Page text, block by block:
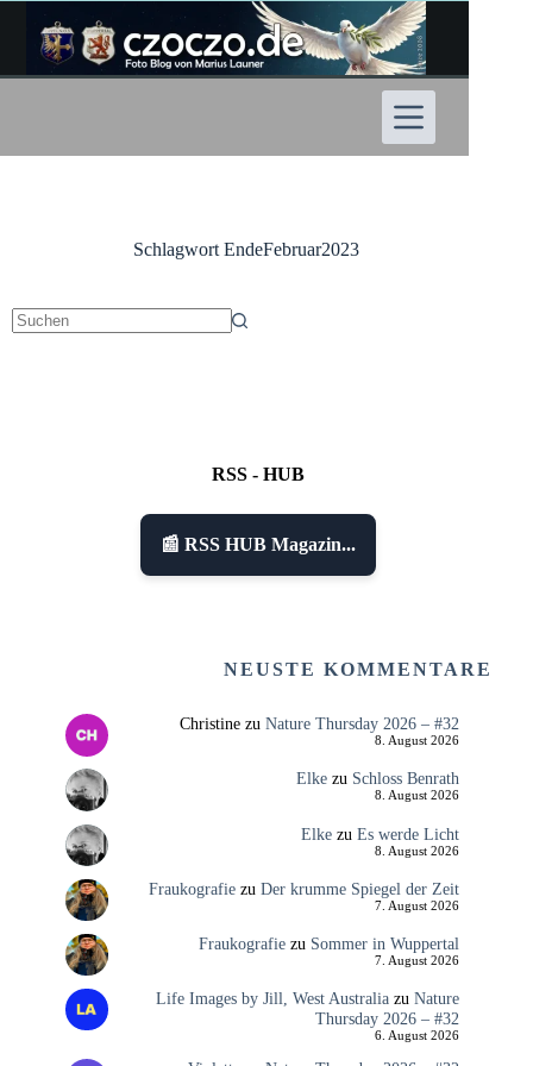
Inhalt
springen
Schlagwort EndeFebruar2023
RSS - HUB
📰 RSS HUB Magazin...
NEUSTE KOMMENTARE
Christinezu Nature Thursday 2026 – #32
8. August 2026
Elkezu Schloss Benrath
8. August 2026
Elkezu Es werde Licht
8. August 2026
Fraukografiezu Der krumme Spiegel der Zeit
7. August 2026
Fraukografiezu Sommer in Wuppertal
7. August 2026
Life Images by Jill, West Australiazu Nature
Thursday 2026 – #32
6. August 2026